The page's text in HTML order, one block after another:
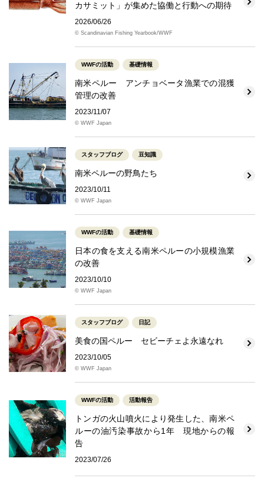
カサミット」が集めた協働と行動への期待
2026/06/26
© Scandinavian Fishing Yearbook/WWF
WWFの活動 基礎情報
南米ペルー アンチョベータ漁業での混獲
管理の改善
2023/11/07
© WWF Japan
スタッフブログ 豆知識
南米ペルーの野鳥たち
2023/10/11
© WWF Japan
WWFの活動 基礎情報
日本の食を支える南米ペルーの小規模漁業
の改善
2023/10/10
© WWF Japan
スタッフブログ 日記
美食の国ペルー セビーチェよ永遠なれ
2023/10/05
© WWF Japan
WWFの活動 活動報告
トンガの火山噴火により発生した、南米ペ
ルーの油汚染事故から1年 現地からの報
告
2023/07/26